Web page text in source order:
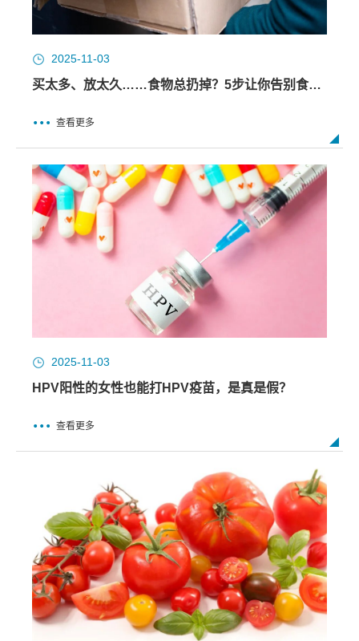
2025-11-03
买太多、放太久……食物总扔掉？5步让你告别食物浪费！
查看更多
2025-11-03
HPV阳性的女性也能打HPV疫苗，是真是假？
查看更多